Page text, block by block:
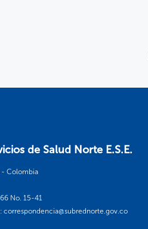
de Salud Norte E.S.E.
- Colombia
No. 15-41